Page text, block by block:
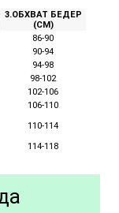
3.ОБХВАТ БЕДЕР
(СМ)
86-90
90-94
94-98
98-102
102-106
106-110
110-114
114-118